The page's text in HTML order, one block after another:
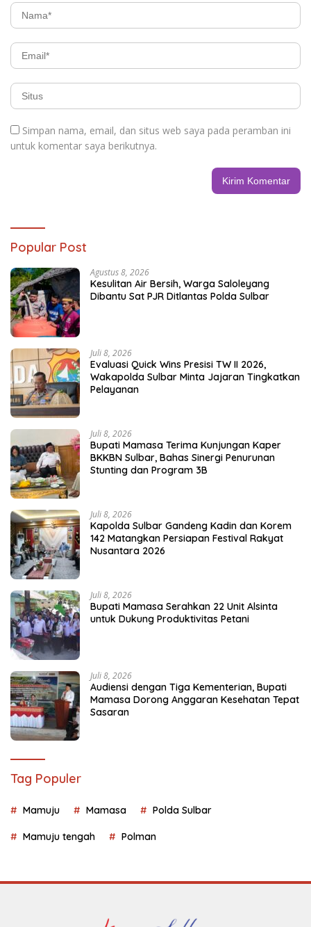
Simpan nama, email, dan situs web saya pada peramban ini
untuk komentar saya berikutnya.
Popular Post
Agustus 8, 2026
Kesulitan Air Bersih, Warga Saloleyang
Dibantu Sat PJR Ditlantas Polda Sulbar
Juli 8, 2026
Evaluasi Quick Wins Presisi TW II 2026,
Wakapolda Sulbar Minta Jajaran Tingkatkan
Pelayanan
Juli 8, 2026
Bupati Mamasa Terima Kunjungan Kaper
BKKBN Sulbar, Bahas Sinergi Penurunan
Stunting dan Program 3B
Juli 8, 2026
Kapolda Sulbar Gandeng Kadin dan Korem
142 Matangkan Persiapan Festival Rakyat
Nusantara 2026
Juli 8, 2026
Bupati Mamasa Serahkan 22 Unit Alsinta
untuk Dukung Produktivitas Petani
Juli 8, 2026
Audiensi dengan Tiga Kementerian, Bupati
Mamasa Dorong Anggaran Kesehatan Tepat
Sasaran
Tag Populer
Mamuju Mamasa Polda Sulbar
Mamuju tengah Polman